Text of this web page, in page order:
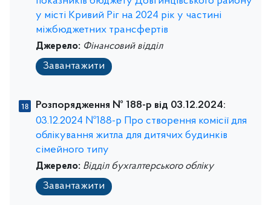
у місті Кривий Ріг на 2024 рік у частині
міжбюджетних трансфертів
Джерело: Фінансовий відділ
Завантажити
Розпорядження № 188-р від 03.12.2024:
03.12.2024 №188-р Про створення комісії для
облікування житла для дитячих будинків
сімейного типу
Джерело: Відділ бухгалтерського обліку
Завантажити